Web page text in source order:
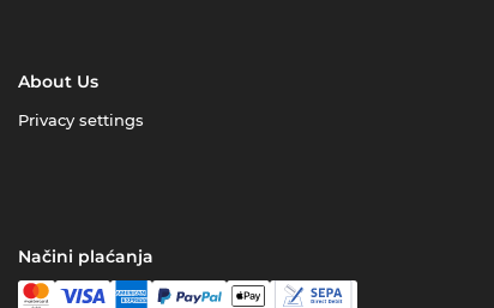
About Us
Privacy settings
Načini plaćanja